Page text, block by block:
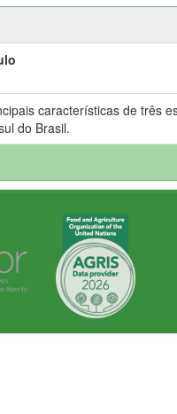
características de três
do Brasil.